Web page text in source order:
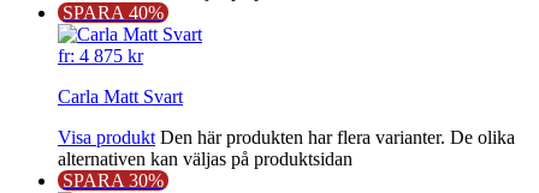
SPARA 40%
fr: 4 875 kr
Carla Matt Svart
Visa produkt Den här produkten har flera varianter. De olika
alternativen kan väljas på produktsidan
SPARA 30%